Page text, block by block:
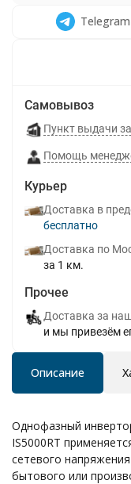
Telegram
Самовывоз
Пункт выдачи
Помощь
Курьер
Доставка в
Бесплатно
Доставка по
за 1 км.
Прочее
Доставка за
и мы привезём
Описание
Однофазный
IS5000RT
сетевого
бытового или